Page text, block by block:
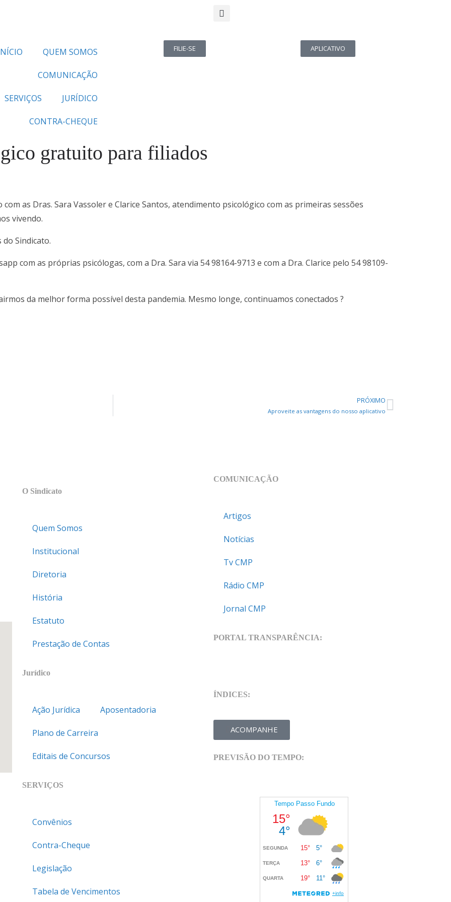
QUEM SOMOS
COMUNICAÇÃO
SERVIÇOS JURÍDICO
CONTRA-CHEQUE
FILIE-SE APLICATIVO
gratuito para filiados
as Dras. Sara Vassoler e Clarice Santos, atendimento psicológico com as primeiras sessões
vivendo.
Sindicato.
com as próprias psicólogas, com a Dra. Sara via 54 98164-9713 e com a Dra. Clarice pelo 54 98109-
da melhor forma possível desta pandemia. Mesmo longe, continuamos conectados ?
PRÓXIMO
Aproveite as vantagens do nosso aplicativo
O Sindicato
Quem Somos
Institucional
Diretoria
História
Estatuto
Prestação de Contas
Jurídico
Ação Jurídica Aposentadoria
Plano de Carreira
Editais de Concursos
SERVIÇOS
Convênios
Contra-Cheque
Legislação
Tabela de Vencimentos
COMUNICAÇÃO
Artigos
Notícias
Tv CMP
Rádio CMP
Jornal CMP
PORTAL TRANSPARÊNCIA:
ÍNDICES:
ACOMPANHE
PREVISÃO DO TEMPO: